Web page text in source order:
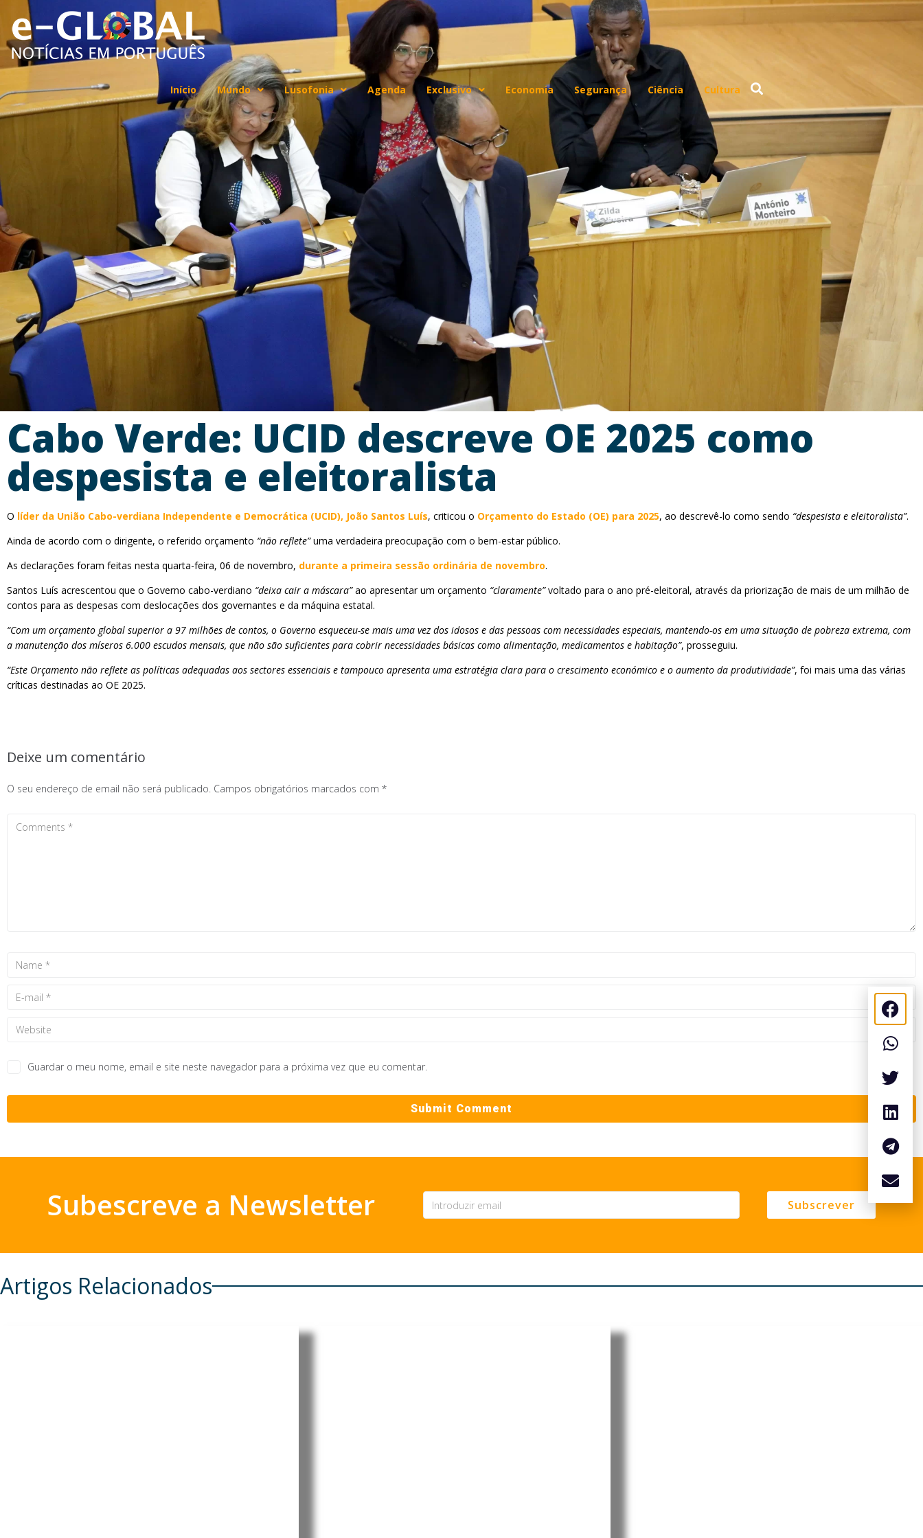
Início Mundo Lusofonia Agenda Exclusivo Economia Segurança Ciência Cultura
Cabo Verde: UCID descreve OE 2025 como
despesista e eleitoralista
O líder da União Cabo-verdiana Independente e Democrática (UCID), João Santos Luís, criticou o Orçamento do Estado (OE) para 2025, ao descrevê-lo como sendo “despesista e eleitoralista”.
Ainda de acordo com o dirigente, o referido orçamento “não reflete”uma verdadeira preocupação com o bem-estar público.
As declarações foram feitas nesta quarta-feira, 06 de novembro, durante a primeira sessão ordinária de novembro.
Santos Luís acrescentou que o Governo cabo-verdiano “deixa cair a máscara”ao apresentar um orçamento “claramente”voltado para o ano pré-eleitoral, através da priorização de mais de um milhão de
contos para as despesas com deslocações dos governantes e da máquina estatal.
“Com um orçamento global superior a 97 milhões de contos, o Governo esqueceu-se mais uma vez dos idosos e das pessoas com necessidades especiais, mantendo-os em uma situação de pobreza extrema, com
a manutenção dos míseros 6.000 escudos mensais, que não são suficientes para cobrir necessidades básicas como alimentação, medicamentos e habitação”, prosseguiu.
“Este Orçamento não reflete as políticas adequadas aos sectores essenciais e tampouco apresenta uma estratégia clara para o crescimento económico e o aumento da produtividade”, foi mais uma das várias
críticas destinadas ao OE 2025.
Deixe um comentário
O seu endereço de email não será publicado. Campos obrigatórios marcados com *
Guardar o meu nome, email e site neste navegador para a próxima vez que eu comentar.
Subescreve a Newsletter Subscrever
Artigos Relacionados